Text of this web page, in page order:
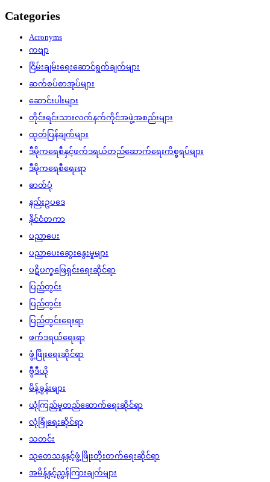
Categories
Acronyms
ကဗျာ
ငြိမ်းချမ်းရေးဆောင်ရွက်ချက်များ
ဆက်စပ်စာအုပ်များ
ဆောင်းပါးများ
တိုင်းရင်းသားလက်နက်ကိုင်အဖွဲ့အစည်းများ
ထုတ်ပြန်ချက်များ
ဒီမိုကရေစီနှင့်ဖက်ဒရယ်တည်ဆောက်‌ရေးကိစ္စရပ်များ
ဒီမိုကရေစီရေးရာ
ဓာတ်ပုံ
နည်းဥပဒေ
နိုင်ငံတကာ
ပညာပေး
ပညာပေးဆွေးနွေးမှုများ
ပဋိပက္ခဖြေရှင်းရေးဆိုင်ရာ
ပြည်တွင်း
ပြည်တွင်း
ပြည်တွင်းရေးရာ
ဖက်ဒရယ်ရေးရာ
ဖွံ့ဖြိုးရေးဆိုင်ရာ
ဗွီဒီယို
မိန့်ခွန်းများ
ယုံကြည်မှုတည်ဆောက်ရေးဆိုင်ရာ
လုံခြုံရေးဆိုင်ရာ
သတင်း
သုတေသနနှင့်ဖွံ့ဖြိုးတိုးတက်ရေးဆိုင်ရာ
အမိန့်နှင့်ညွှန်ကြားချက်များ